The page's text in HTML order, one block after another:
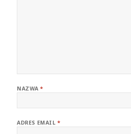
NAZWA*
ADRES EMAIL *